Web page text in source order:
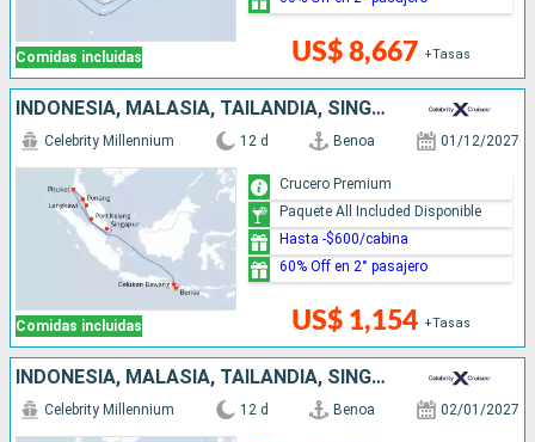
Comidas incluidas US$ 8,667 +Tasas
INDONESIA, MALASIA, TAILANDIA, SINGAPUR
Comidas incluidas
Celebrity Millennium 12 d Benoa 01/12/2027
US$ 1,154 +Tasas
Crucero Premium
Paquete All Included Disponible
Hasta -$600/cabina
60% Off en 2° pasajero
INDONESIA, MALASIA, TAILANDIA, SINGAPUR
Celebrity Millennium 12 d Benoa 02/01/2027